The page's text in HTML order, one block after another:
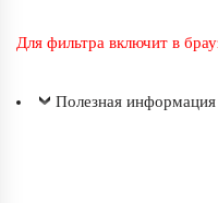
Для фильтра включит в
Полезная информация